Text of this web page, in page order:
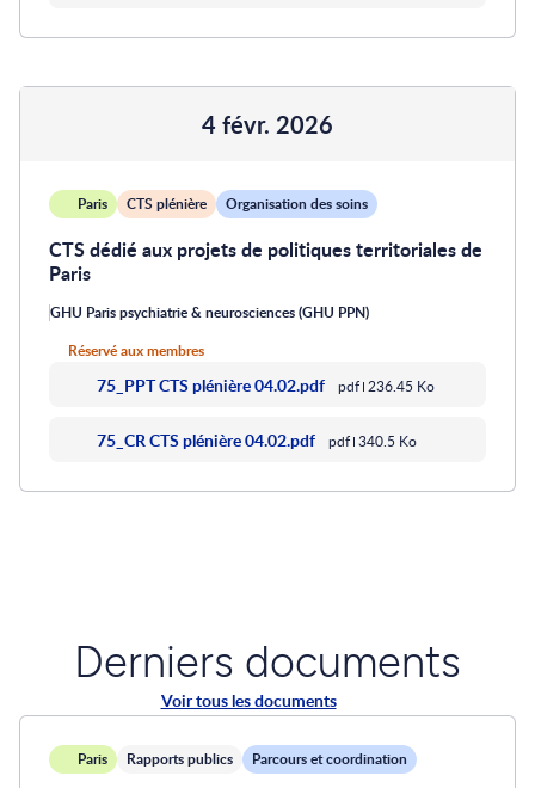
4 févr. 2026
Paris CTS plénière Organisation des soins
CTS dédié aux projets de politiques territoriales de
Paris
GHU Paris psychiatrie & neurosciences (GHU PPN)
Réservé aux membres
75_PPT CTS plénière 04.02.pdf pdf 236.45 Ko
75_CR CTS plénière 04.02.pdf pdf 340.5 Ko
Derniers documents
Voir tous les documents
Paris Rapports publics Parcours et coordination